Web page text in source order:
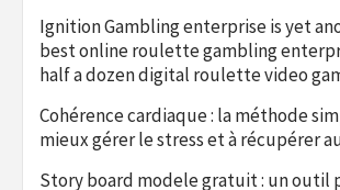
Ignition Gambling enterprise is yet
best online roulette gambling
half a dozen digital roulette video
Cohérence cardiaque : la méthode
mieux gérer le stress et à récupérer
Story board modele gratuit : un outil